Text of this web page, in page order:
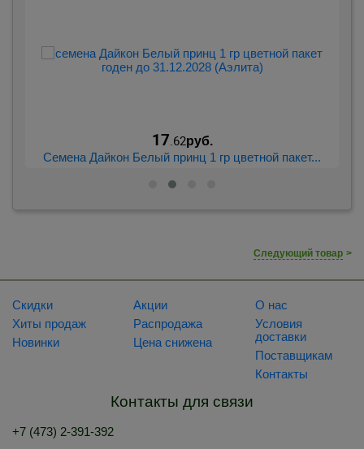
17 .62руб.
Семена Дайкон Белый принц 1 гр цветной пакет...
Следующий товар >
Скидки
Хиты продаж
Новинки
Акции
Распродажа
Цена снижена
О нас
Условия
доставки
Поставщикам
Контакты
Контакты для связи
+7 (473) 2-391-392